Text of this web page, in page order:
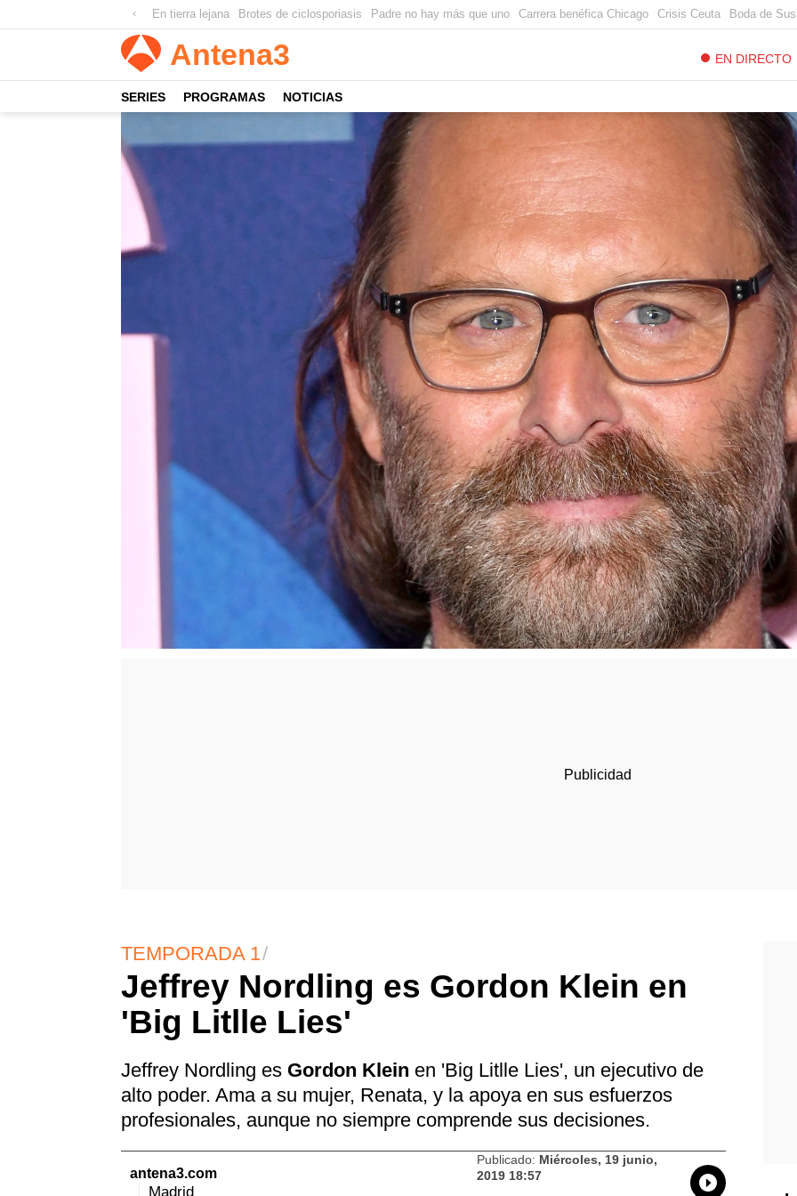
En tierra lejana Brotes de ciclosporiasis Padre no hay más que uno Carrera benéfica Chicago Crisis Ceuta Boda de
Antena3 EN DIRECTO
SERIES PROGRAMAS NOTICIAS
TEMPORADA 1
Jeffrey Nordling es Gordon Klein en
'Big Litlle Lies'
Jeffrey Nordling es Gordon Klein en 'Big Litlle Lies', un ejecutivo de
alto poder. Ama a su mujer, Renata, y la apoya en sus esfuerzos
profesionales, aunque no siempre comprende sus decisiones.
antena3.com
Madrid
Publicado: Miércoles, 19 junio,
2019 18:57
Whatsapp
Compartir